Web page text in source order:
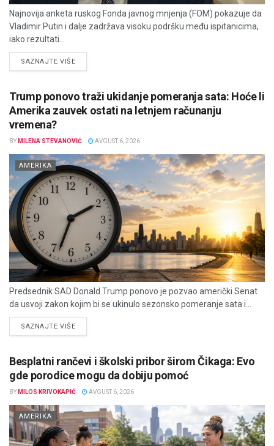
Najnovija anketa ruskog Fonda javnog mnjenja (FOM) pokazuje da
Vladimir Putin i dalje zadržava visoku podršku među ispitanicima,
iako rezultati...
SAZNAJTE VIŠEDETAILS
Trump ponovo traži ukidanje pomeranja sata: Hoće li
Amerika zauvek ostati na letnjem računanju
vremena?
BY MILENA STEVANOVIĆ AVGUST 6, 2026
AMERIKA
Predsednik SAD Donald Trump ponovo je pozvao američki Senat
da usvoji zakon kojim bi se ukinulo sezonsko pomeranje sata i...
SAZNAJTE VIŠEDETAILS
Besplatni rančevi i školski pribor širom Čikaga: Evo
gde porodice mogu da dobiju pomoć
BY MILOS KRIVOKAPIĆ AVGUST 6, 2026
AMERIKA